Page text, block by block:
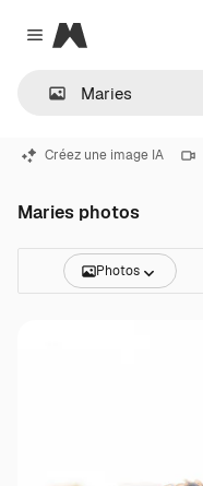
Close menu
Magnific
Créez une image IA
Maries photos
Photos